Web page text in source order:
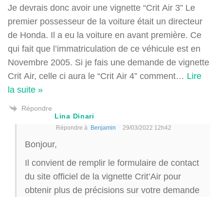
Je devrais donc avoir une vignette “Crit Air 3” Le
premier possesseur de la voiture était un directeur
de Honda. Il a eu la voiture en avant première. Ce
qui fait que l’immatriculation de ce véhicule est en
Novembre 2005. Si je fais une demande de vignette
Crit Air, celle ci aura le “Crit Air 4” comment… Lire
la suite »
Répondre
Lina Dinari
Répondre à Benjamin 29/03/2022 12h42
Bonjour,
Il convient de remplir le formulaire de contact
du site officiel de la vignette Crit’Air pour
obtenir plus de précisions sur votre demande